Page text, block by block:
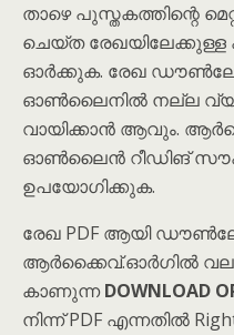
താഴെ പുസ്തകത്തിന്റെ
ചെയ്ത രേഖയിലേക്കുള്ള
ഓർക്കുക. രേഖ
ഓൺലൈനിൽ നല്ല
വായിക്കാൻ ആവും.
ഓൺലൈൻ റീഡിങ്
ഉപയോഗിക്കുക.
രേഖ PDF ആയി
ആർക്കൈവ്.ഓർഗിൽ
കാണുന്നDOWNLOAD
നിന്ന് PDF എന്നതിൽ